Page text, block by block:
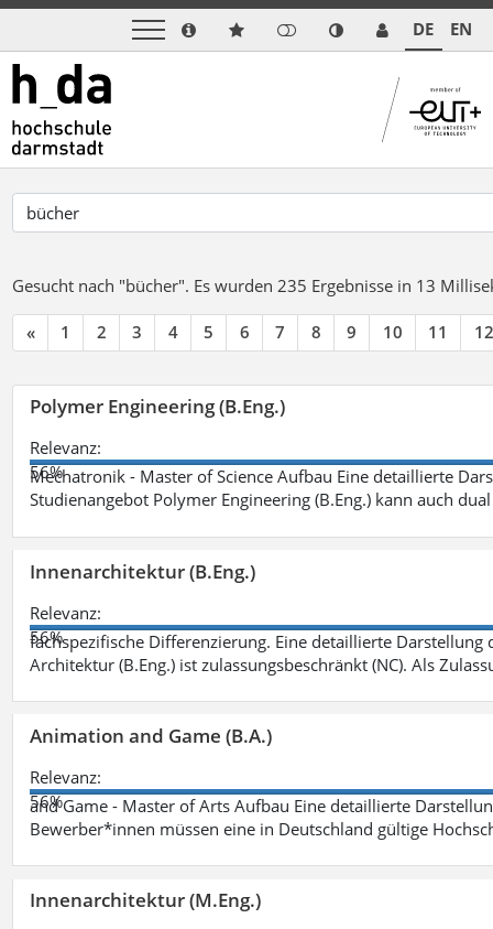
DE EN
Gesucht nach "bücher". Es wurden 235 Ergebnisse in 13
« 1 2 3 4 5 6 7 8 9 10 11 12
Polymer Engineering (B.Eng.)
Relevanz:
56%
Mechatronik - Master of Science Aufbau Eine detaillierte
Studienangebot Polymer Engineering (B.Eng.) kann auch
Innenarchitektur (B.Eng.)
Relevanz:
56%
fachspezifische Differenzierung. Eine detaillierte
Architektur (B.Eng.) ist zulassungsbeschränkt (NC). Als
Animation and Game (B.A.)
Relevanz:
56%
and Game - Master of Arts Aufbau Eine detaillierte
Bewerber*innen müssen eine in Deutschland gültige
Innenarchitektur (M.Eng.)